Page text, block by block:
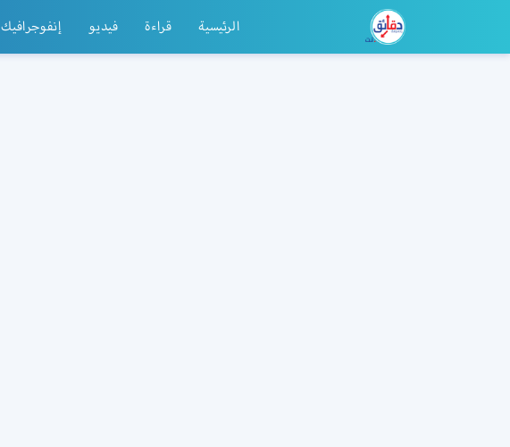
الرئيسية قراءة فيديو إنفوجرافيك